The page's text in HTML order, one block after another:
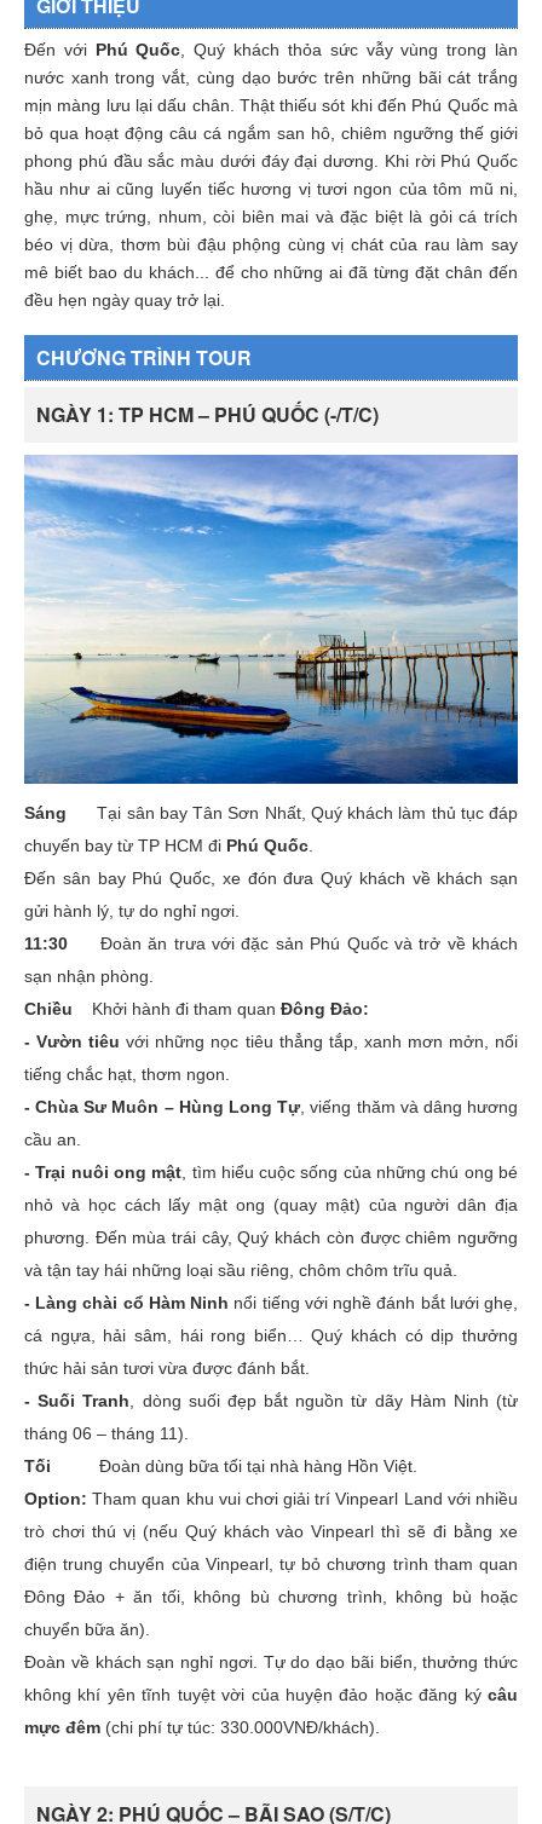
GIỚI THIỆU
Đến với Phú Quốc, Quý khách thỏa sức vẫy vùng trong làn
nước xanh trong vắt, cùng dạo bước trên những bãi cát trắng
mịn màng lưu lại dấu chân. Thật thiếu sót khi đến Phú Quốc mà
bỏ qua hoạt động câu cá ngắm san hô, chiêm ngưỡng thế giới
phong phú đầu sắc màu dưới đáy đại dương. Khi rời Phú Quốc
hầu như ai cũng luyến tiếc hương vị tươi ngon của tôm mũ ni,
ghẹ, mực trứng, nhum, còi biên mai và đặc biệt là gỏi cá trích
béo vị dừa, thơm bùi đậu phộng cùng vị chát của rau làm say
mê biết bao du khách... để cho những ai đã từng đặt chân đến
đều hẹn ngày quay trở lại.
CHƯƠNG TRÌNH TOUR
NGÀY 1: TP HCM – PHÚ QUỐC (-/T/C)
Sáng Tại sân bay Tân Sơn Nhất, Quý khách làm thủ tục đáp
chuyến bay từ TP HCM đi Phú Quốc.
Đến sân bay Phú Quốc, xe đón đưa Quý khách về khách sạn
gửi hành lý, tự do nghỉ ngơi.
11:30 Đoàn ăn trưa với đặc sản Phú Quốc và trở về khách
sạn nhận phòng.
Chiều Khởi hành đi tham quan Đông Đảo:
- Vườn tiêu với những nọc tiêu thẳng tắp, xanh mơn mởn, nổi
tiếng chắc hạt, thơm ngon.
- Chùa Sư Muôn – Hùng Long Tự, viếng thăm và dâng hương
cầu an.
- Trại nuôi ong mật, tìm hiểu cuộc sống của những chú ong bé
nhỏ và học cách lấy mật ong (quay mật) của người dân địa
phương. Đến mùa trái cây, Quý khách còn được chiêm ngưỡng
và tận tay hái những loại sầu riêng, chôm chôm trĩu quả.
- Làng chài cổ Hàm Ninh nổi tiếng với nghề đánh bắt lưới ghẹ,
cá ngựa, hải sâm, hái rong biển… Quý khách có dịp thưởng
thức hải sản tươi vừa được đánh bắt.
- Suối Tranh, dòng suối đẹp bắt nguồn từ dãy Hàm Ninh (từ
tháng 06 – tháng 11).
Tối Đoàn dùng bữa tối tại nhà hàng Hồn Việt.
Option:Tham quan khu vui chơi giải trí Vinpearl Land với nhiều
trò chơi thú vị (nếu Quý khách vào Vinpearl thì sẽ đi bằng xe
điện trung chuyển của Vinpearl, tự bỏ chương trình tham quan
Đông Đảo + ăn tối, không bù chương trình, không bù hoặc
chuyển bữa ăn).
Đoàn về khách sạn nghỉ ngơi. Tự do dạo bãi biển, thưởng thức
không khí yên tĩnh tuyệt vời của huyện đảo hoặc đăng ký câu
mực đêm (chi phí tự túc: 330.000VNĐ/khách).
NGÀY 2: PHÚ QUỐC – BÃI SAO (S/T/C)